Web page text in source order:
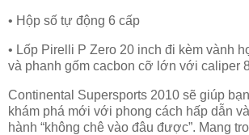
• Hộp số tự động 6 cấp
• Lốp Pirelli P Zero 20 inch đi kèm vành
và phanh gốm cacbon cỡ lớn với caliper
Continental Supersports 2010 sẽ giúp
khám phá mới với phong cách hấp dẫn
hành “không chê vào đâu được”. Mang